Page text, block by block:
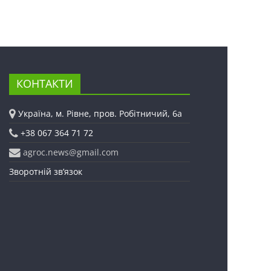
КОНТАКТИ
Україна, м. Рівне, пров. Робітничий, 6а
+38 067 364 71 72
agroc.news@gmail.com
Зворотній зв’язок